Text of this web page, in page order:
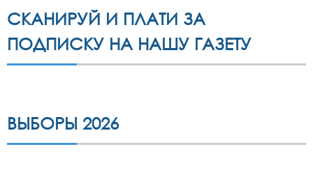
СКАНИРУЙ И ПЛАТИ ЗА
ПОДПИСКУ НА НАШУ ГАЗЕТУ
ВЫБОРЫ 2026